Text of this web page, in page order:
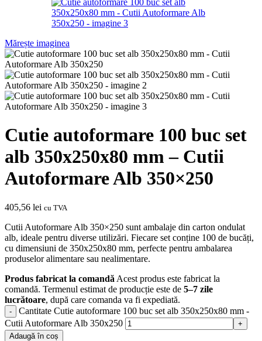
Mărește imaginea
Cutie autoformare 100 buc set
alb 350x250x80 mm – Cutii
Autoformare Alb 350×250
405,56 lei cu TVA
Cutii Autoformare Alb 350×250 sunt ambalaje din carton ondulat
alb, ideale pentru diverse utilizări. Fiecare set conține 100 de bucăți,
cu dimensiuni de 350x250x80 mm, perfecte pentru ambalarea
produselor alimentare sau nealimentare.
Produs fabricat la comandă Acest produs este fabricat la
comandă. Termenul estimat de producție este de 5–7 zile
lucrătoare, după care comanda va fi expediată.
Cantitate Cutie autoformare 100 buc set alb 350x250x80 mm -
Cutii Autoformare Alb 350x250
Adaugă în coș